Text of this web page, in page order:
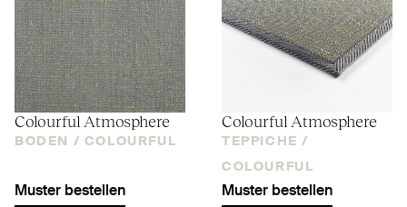
Colourful Atmosphere
BODEN / COLOURFUL
Muster bestellen
Colourful Atmosphere
TEPPICHE /
COLOURFUL
Muster bestellen